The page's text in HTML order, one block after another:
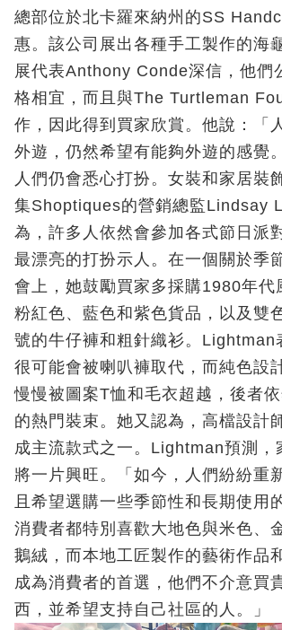
總部位於北卡羅來納州的SS
惠。該公司展出各種手工製作的海
展代表Anthony Conde深信，他們
格相宜，而且與The Turtleman
作，因此得到買家欣賞。他說：「
外遊，仍然希望有能夠外遊的感覺
人們仍會悉心打扮。女裝和家居裝
集Shoptiques的營銷總監Lindsay
為，許多人依然會參加各式節日派
最漂亮的打扮示人。在一個關於季
會上，她鼓勵買家多採購1980年代
粉紅色、藍色和紫色貨品，以及雙
號的牛仔褲和粗針織衫。Lightman
很可能會被喇叭褲取代，而純色設
慢慢被圖案T恤和毛衣超越，後者
的熱門裝束。她又認為，高檔設計
成主流款式之一。Lightman預測，
將一片興旺。「如今，人們紛紛重
且希望選購一些季節性和長期使用
消費者都特別喜歡大地色與米色、
鵝絨，而本地工匠製作的藝術作品
成為消費者的首選，他們不介意買
西，並希望支持自己社區的人。」